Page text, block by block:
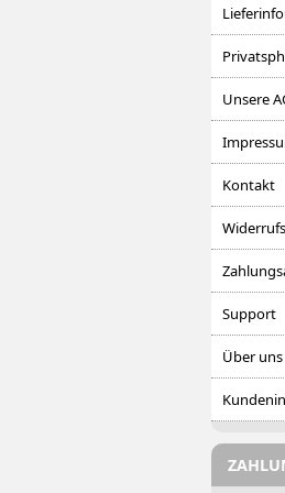
Unsere
Kontakt
Support
Über uns